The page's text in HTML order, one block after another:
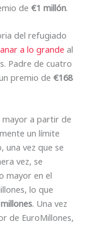
de €1 millón.
del refugiado
a lo grande al
Padre de cuatro
premio de €168
mayor a partir de
un límite
una vez que se
vez, se
mayor en el
lo que
. Una vez
de EuroMillones,